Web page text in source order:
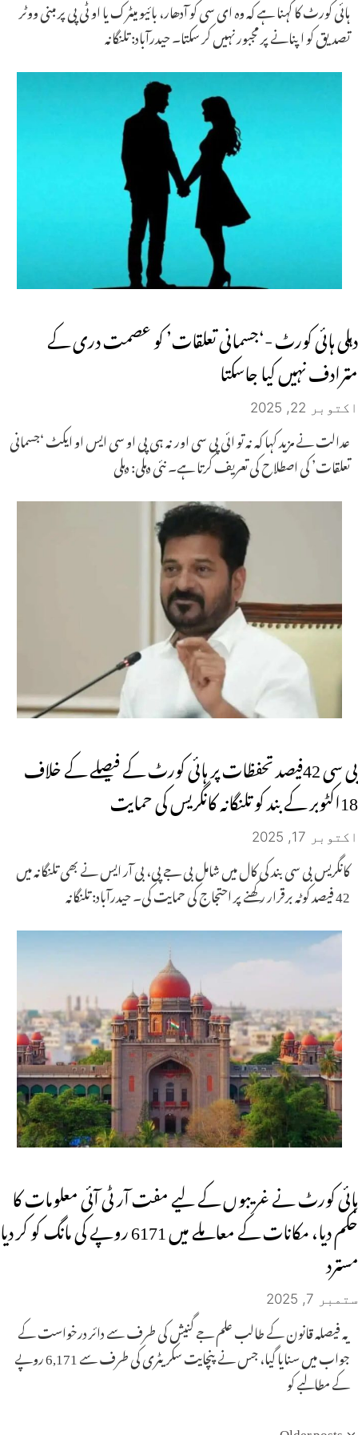
ہائی کورٹ کا کہنا ہے کہ وہ ای سی کو آدھار، بائیو میٹرک یا او ٹی پی پر مبنی ووٹر
تصدیق کو اپنانے پر مجبور نہیں کر سکتا۔ حیدرآباد: تلنگانہ
دہلی ہائی کورٹ -‘جسمانی تعلقات’ کو عصمت دری کے
مترادف نہیں کیا جاسکتا
اکتوبر 22, 2025
عدالت نے مزید کہا کہ نہ تو ائی پی سی اور نہ ہی پی او سی ایس او ایکٹ ‘جسمانی
تعلقات’ کی اصطلاح کی تعریف کرتا ہے۔ نئی دہلی: دہلی
بی سی 42فیصد تحفظات پر ہائی کورٹ کے فیصلے کے خلاف
18اکٹوبر کے بند کو تلنگانہ کانگریس کی حمایت
اکتوبر 17, 2025
کانگریس بی سی بند کی کال میں شامل بی جے پی، بی آر ایس نے بھی تلنگانہ میں
42 فیصد کوٹہ برقرار رکھنے پر احتجاج کی حمایت کی۔ حیدرآباد: تلنگانہ
ہائی کورٹ نے غریبوں کے لیے مفت آر ٹی آئی معلومات کا
حکم دیا، مکانات کے معاملے میں 6171 روپے کی مانگ کو کر دیا
مسترد
ستمبر 7, 2025
یہ فیصلہ قانون کے طالب علم جے گنیش کی طرف سے دائر درخواست کے
جواب میں سنایا گیا، جس نے پنچایت سکریٹری کی طرف سے 6,171 روپے
کے مطالبے کو